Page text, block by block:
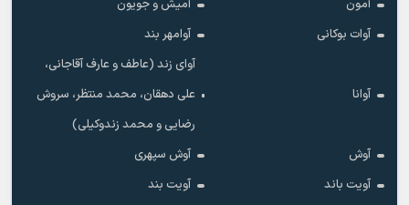
آمون
آمیش و جویون
آوات بوکانی
آوامهر بند
آوانا
آوای زند (عاطف و عارف آقاجانی،
علی دهقان، محمد منتظر، سروش
رضایی و محمد زندوکیلی)
آوش
آوش سپهری
آویت باند
آویت بند